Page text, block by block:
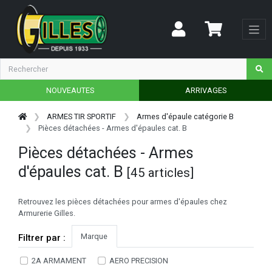
NOUVEAUTES ARRIVAGES
ARMES TIR SPORTIF
Armes d'épaule catégorie B
Pièces détachées - Armes d'épaules cat. B
Pièces détachées - Armes
d'épaules cat. B [45 articles]
Retrouvez les pièces détachées pour armes d'épaules chez
Armurerie Gilles.
Filtrer par : Marque
2A ARMAMENT
AERO PRECISION